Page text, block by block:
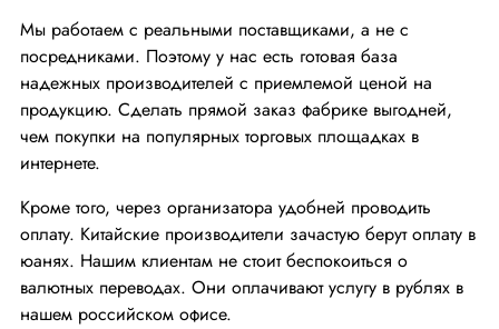
Мы работаем с реальными поставщиками, а не с
посредниками. Поэтому у нас есть готовая база
надежных производителей с приемлемой ценой на
продукцию. Сделать прямой заказ фабрике выгодней,
чем покупки на популярных торговых площадках в
интернете.
Кроме того, через организатора удобней проводить
оплату. Китайские производители зачастую берут оплату в
юанях. Нашим клиентам не стоит беспокоиться о
валютных переводах. Они оплачивают услугу в рублях в
нашем российском офисе.